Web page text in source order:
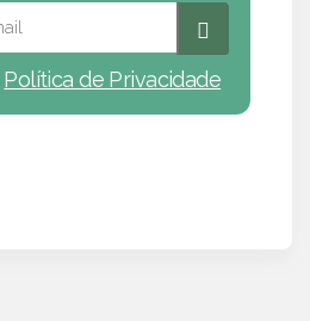
Política de Privacidade